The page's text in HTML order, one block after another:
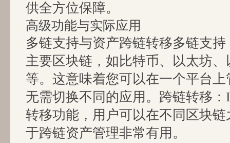
供全方位保障。
高级功能与实际应用
多链支持与资产跨链转移多链支持
主要区块链，如比特币、以太坊
等。这意味着您可以在一个平台
无需切换不同的应用。跨链转移：
转移功能，用户可以在不同区块
于跨链资产管理非常有用。